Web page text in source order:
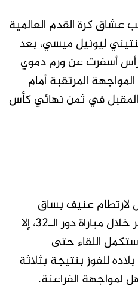
عشاق كرة القدم العالمية
ليونيل ميسي، بعد
أسفرت عن ورم دموي
المرتقبة أمام
المقبل في ثمن نهائي كأس
لارتطام عنيف بساق
مدافع منتخب الرأس الأخضر خلال مباراة دور الـ32، إلا
اللقاء حتى
للفوز بنتيجة بثلاثة
لمواجهة الفراعنة.